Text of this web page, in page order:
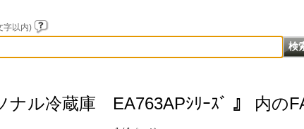
字以内)
ナル冷蔵庫 EA763APｼﾘｰｽﾞ 』 内の